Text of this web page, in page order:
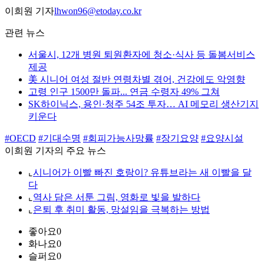
이희원 기자lhwon96@etoday.co.kr
관련 뉴스
서울시, 12개 병원 퇴원환자에 청소·식사 등 돌봄서비스
제공
美 시니어 여성 절반 연령차별 겪어, 건강에도 악영향
고령 인구 1500만 돌파... 연금 수령자 49% 그쳐
SK하이닉스, 용인·청주 54조 투자… AI 메모리 생산기지
키운다
#OECD #기대수명 #회피가능사망률 #장기요양 #요양시설
이희원 기자의 주요 뉴스
⌞ 시니어가 이빨 빠진 호랑이? 유튜브라는 새 이빨을 달
다
⌞ 역사 담은 서툰 그림, 영화로 빛을 발하다
⌞ 은퇴 후 취미 활동, 망설임을 극복하는 방법
좋아요0
화나요0
슬퍼요0